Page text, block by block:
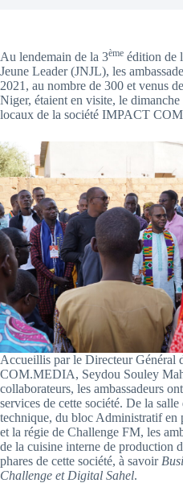
Au lendemain de la 3ème édition de
Jeune Leader (JNJL), les
2021, au nombre de 300 et venus
Niger, étaient en visite, le dimanche
locaux de la société IMPACT
Accueillis par le Directeur Général
COM.MEDIA, Seydou Souley
collaborateurs, les ambassadeurs
services de cette société. De la
technique, du bloc Administratif en
et la régie de Challenge FM, les
de la cuisine interne de production
phares de cette société, à savoir
Challenge et Digital Sahel.